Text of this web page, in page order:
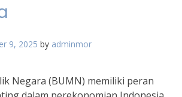
9, 2025 by adminmor
Negara (BUMN) memiliki peran